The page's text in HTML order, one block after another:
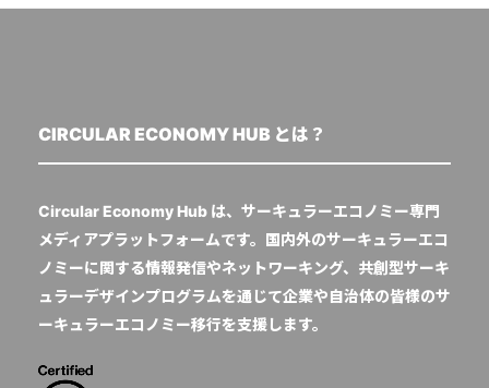
CIRCULAR ECONOMY HUB とは？
Circular Economy Hub は、サーキュラーエコノミー専門
メディアプラットフォームです。国内外のサーキュラーエコ
ノミーに関する情報発信やネットワーキング、共創型サーキ
ュラーデザインプログラムを通じて企業や自治体の皆様のサ
ーキュラーエコノミー移行を支援します。